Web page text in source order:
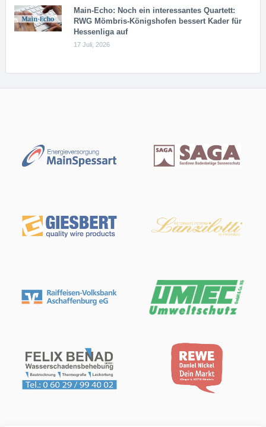
Main-Echo: Noch ein in­ter­es­san­tes Quar­tett:
RWG Möm­b­ris-Kö­n­igs­ho­fen bessert Kader für
Hessenliga auf
17 Juli, 2026